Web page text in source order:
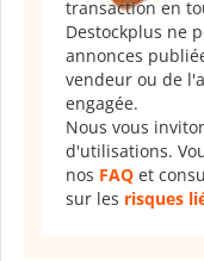
transaction en
Destockplus ne
annonces
vendeur ou de
engagée.
Nous vous
d'utilisations.
nos FAQ et
sur les risques